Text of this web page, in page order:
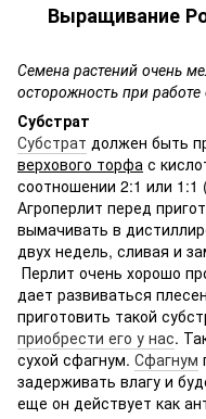
Выращивание
Семена растений очень
осторожность при
Субстрат
Субстрат должен быть
верхового торфа с
соотношении 2:1 или 1:1 (
Агроперлит перед
вымачивать в
двух недель, сливая и
Перлит очень хорошо
дает развиваться
приготовить такой
приобрести его у нас.
сухой сфагнум. Сфагнум
задерживать влагу и
еще он действует как